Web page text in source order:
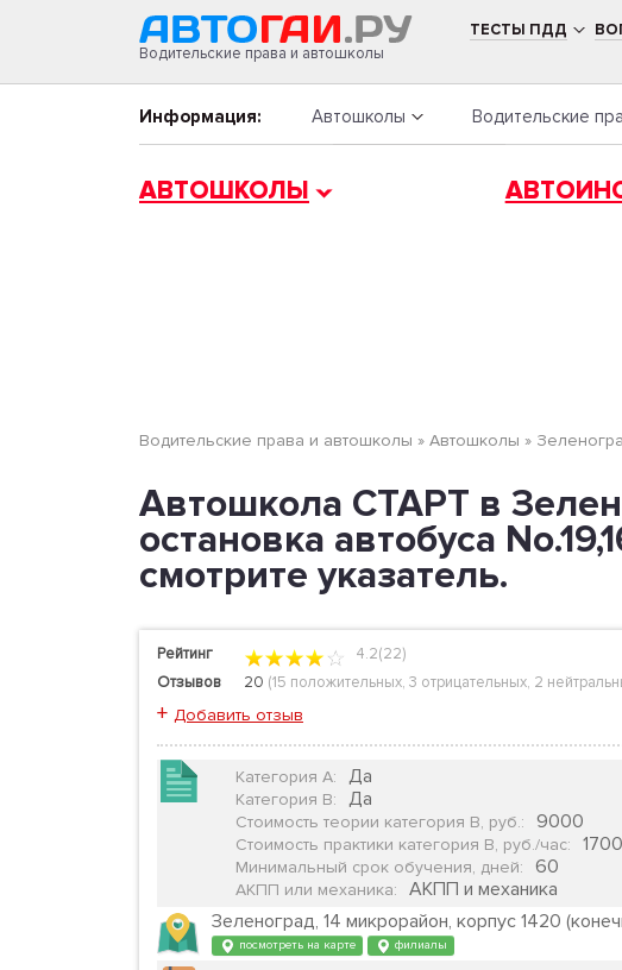
Водительские права и автошколы
ТЕСТЫ ПДД
Информация: Автошколы Водительские
АВТОШКОЛЫ
Водительские права и автошколы » Автошколы »
Автошкола СТАРТ в
остановка автобуса
смотрите указатель.
Рейтинг
4.2(22)
Отзывов
20 (15 положительных, 3 отрицательных, 2
+ Добавить отзыв
Категория А: Да
Категория B: Да
Стоимость теории категория B, руб.: 9000
Стоимость практики категория B, руб./час:
Минимальный срок обучения, дней: 60
АКПП или механика:
АКПП и механика
Зеленоград, 14 микрорайон, корпус 1420
посмотреть на карте филиалы